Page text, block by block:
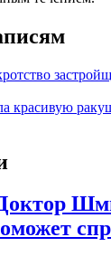
красивую